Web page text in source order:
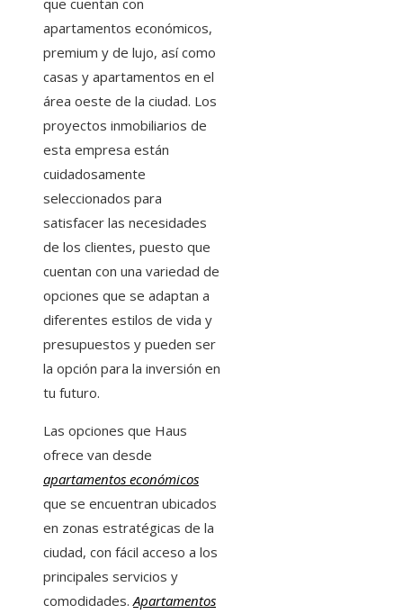
que cuentan con
apartamentos económicos,
premium y de lujo, así como
casas y apartamentos en el
área oeste de la ciudad. Los
proyectos inmobiliarios de
esta empresa están
cuidadosamente
seleccionados para
satisfacer las necesidades
de los clientes, puesto que
cuentan con una variedad de
opciones que se adaptan a
diferentes estilos de vida y
presupuestos y pueden ser
la opción para la inversión en
tu futuro.
Las opciones que Haus
ofrece van desde
apartamentos económicos
que se encuentran ubicados
en zonas estratégicas de la
ciudad, con fácil acceso a los
principales servicios y
comodidades.Apartamentos